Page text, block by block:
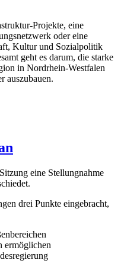
Projekte, eine
oder eine
Kultur und Sozialpolitik
geht es darum, die starke
in Nordrhein-Westfalen
auszubauen.
eine Stellungnahme
drei Punkte eingebracht,
ermöglichen